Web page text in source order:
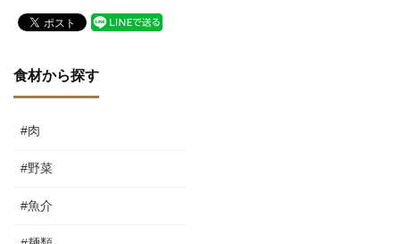
食材から探す
#肉
#野菜
#魚介